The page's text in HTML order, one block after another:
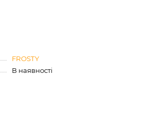
FROSTY
В наявності